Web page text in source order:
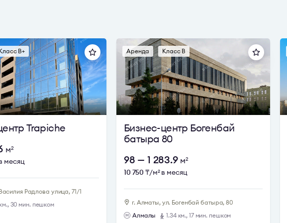
что обеспечивает комфортную организацию
B+
Trapiche
м2
месяц
Радлова улица, 71/1
30 мин. пешком
Аренда Класс B
Бизнес-центр Богенбай
батыра 80
98 — 1 283.9 м2
10 750₸/м2в месяц
г. Алматы, ул. Богенбай батыра, 80
Алмалы
1.34 км., 17 мин. пешком